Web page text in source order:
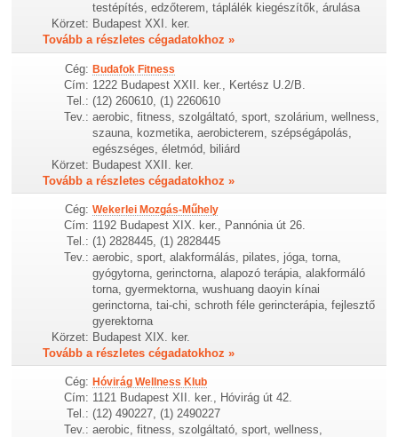
testépítés, edzőterem, táplálék kiegészítők, árulása
Körzet: Budapest XXI. ker.
Tovább a részletes cégadatokhoz »
Cég: Budafok Fitness
Cím: 1222 Budapest XXII. ker., Kertész U.2/B.
Tel.: (12) 260610, (1) 2260610
Tev.: aerobic, fitness, szolgáltató, sport, szolárium, wellness,
szauna, kozmetika, aerobicterem, szépségápolás,
egészséges, életmód, biliárd
Körzet: Budapest XXII. ker.
Tovább a részletes cégadatokhoz »
Cég: Wekerlei Mozgás-Műhely
Cím: 1192 Budapest XIX. ker., Pannónia út 26.
Tel.: (1) 2828445, (1) 2828445
Tev.: aerobic, sport, alakformálás, pilates, jóga, torna,
gyógytorna, gerinctorna, alapozó terápia, alakformáló
torna, gyermektorna, wushuang daoyin kínai
gerinctorna, tai-chi, schroth féle gerincterápia, fejlesztő
gyerektorna
Körzet: Budapest XIX. ker.
Tovább a részletes cégadatokhoz »
Cég: Hóvirág Wellness Klub
Cím: 1121 Budapest XII. ker., Hóvirág út 42.
Tel.: (12) 490227, (1) 2490227
Tev.: aerobic, fitness, szolgáltató, sport, wellness,